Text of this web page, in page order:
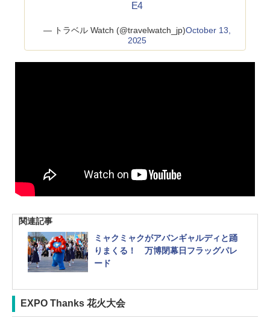
E4
— トラベル Watch (@travelwatch_jp)October 13,
2025
関連記事
ミャクミャクがアバンギャルディと踊
りまくる！ 万博閉幕日フラッグパレ
ード
EXPO Thanks 花火大会